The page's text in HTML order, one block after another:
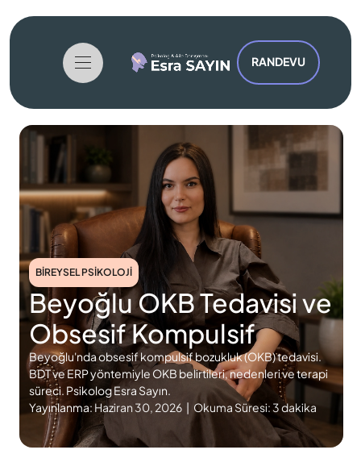
RANDEVU
BIREYSEL PSIKOLOJI
Beyoğlu OKB Tedavisi ve
Obsesif Kompulsif
Beyoğlu'nda obsesif kompulsif bozukluk (OKB) tedavisi.
BDT ve ERP yöntemiyle OKB belirtileri, nedenleri ve terapi
süreci. Psikolog Esra Sayın.
Yayınlanma: Haziran 30, 2026 Okuma Süresi:3 dakika